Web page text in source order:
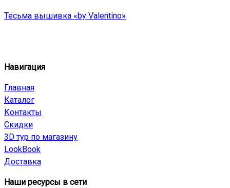
Тесьма вышивка «by Valentino»
Навигация
Главная
Каталог
Контакты
Скидки
3D тур по магазину
LookBook
Доставка
Наши ресурсы в сети